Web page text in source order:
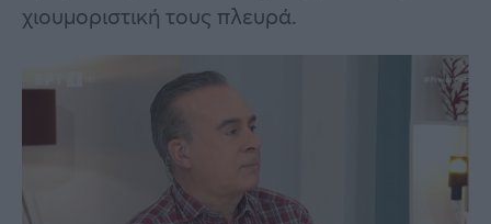
χιουμοριστική τους πλευρά.